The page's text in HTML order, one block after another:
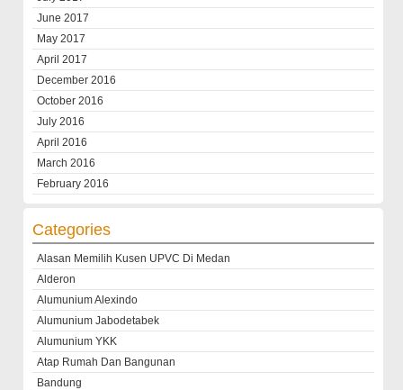
June 2017
May 2017
April 2017
December 2016
October 2016
July 2016
April 2016
March 2016
February 2016
Categories
Alasan Memilih Kusen UPVC Di Medan
Alderon
Alumunium Alexindo
Alumunium Jabodetabek
Alumunium YKK
Atap Rumah Dan Bangunan
Bandung